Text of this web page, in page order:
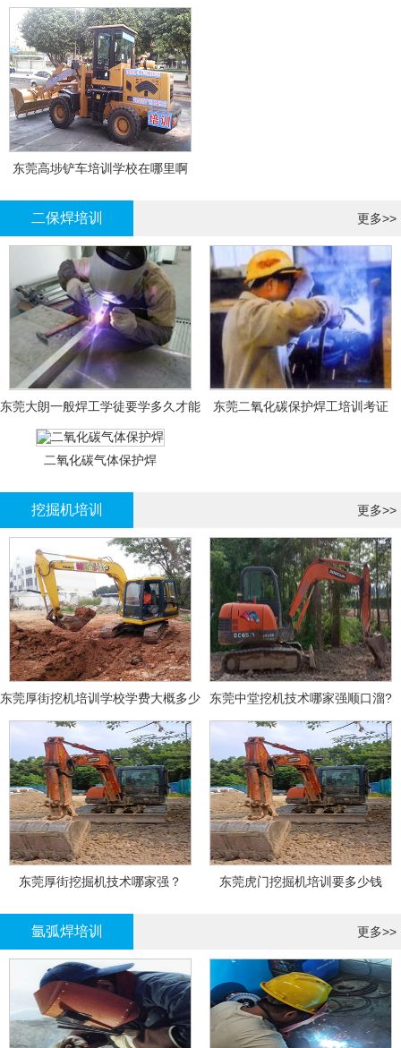
东莞高埗铲车培训学校在哪里啊
二保焊培训 更多>>
东莞大朗一般焊工学徒要学多久才能
拿证？
东莞二氧化碳保护焊工培训考证
二氧化碳气体保护焊
挖掘机培训 更多>>
东莞厚街挖机培训学校学费大概多少 东莞中堂挖机技术哪家强顺口溜?
东莞厚街挖掘机技术哪家强？ 东莞虎门挖掘机培训要多少钱
氩弧焊培训 更多>>